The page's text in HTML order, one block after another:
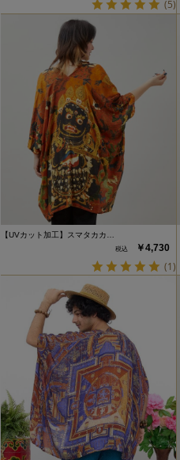
(5)
【UVカット加工】スマタカカ…
￥4,730
(1)